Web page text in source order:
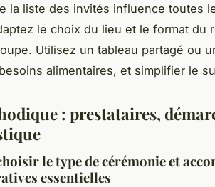
la liste des invités influence toutes
le choix du lieu et le format du
Utilisez un tableau partagé ou
alimentaires, et simplifier le
: prestataires,
le type de cérémonie et
essentielles